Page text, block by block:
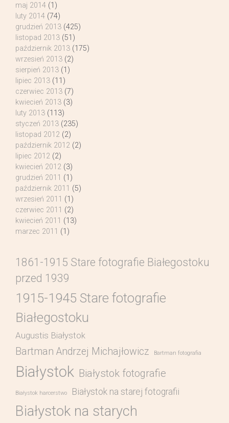
maj 2014 (1)
luty 2014 (74)
grudzień 2013 (425)
listopad 2013 (51)
październik 2013 (175)
wrzesień 2013 (2)
sierpień 2013 (1)
lipiec 2013 (11)
czerwiec 2013 (7)
kwiecień 2013 (3)
luty 2013 (113)
styczeń 2013 (235)
listopad 2012 (2)
październik 2012 (2)
lipiec 2012 (2)
kwiecień 2012 (3)
grudzień 2011 (1)
październik 2011 (5)
wrzesień 2011 (1)
czerwiec 2011 (2)
kwiecień 2011 (13)
marzec 2011 (1)
1861-1915 Stare fotografie Białegostoku
przed 1939
1915-1945 Stare fotografie
Białegostoku
Augustis Białystok
Bartman Andrzej Michajłowicz Bartman fotografia
Białystok Białystok fotografie
Białystok harcerstwo Białystok na starej fotografii
Białystok na starych